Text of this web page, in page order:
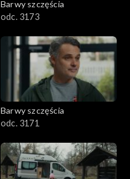
Barwy szczęścia
odc. 3173
Barwy szczęścia
odc. 3171